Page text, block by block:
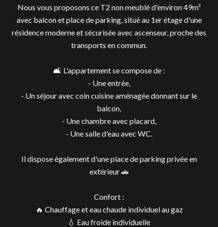
Nous vous proposons ce T2 non meublé d'environ 49m²
avec balcon et place de parking, situé au 1er étage d'une
résidence moderne et sécurisée avec ascenseur, proche des
transports en commun.
🛋️ L'appartement se compose de :
- Une entrée,
- Un séjour avec coin cuisine aménagée donnant sur le
balcon,
- Une chambre avec placard,
- Une salle d'eau avec WC.
Il dispose également d'une place de parking privée en
extérieur 🚗
Confort :
🔥 Chauffage et eau chaude individuel au gaz
💧 Eau froide individuelle